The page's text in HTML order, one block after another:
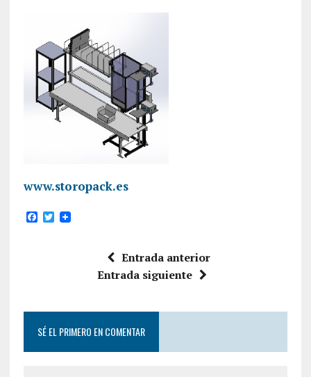
www.storopack.es
F T
Entrada anterior
Entrada siguiente
SÉ EL PRIMERO EN COMENTAR